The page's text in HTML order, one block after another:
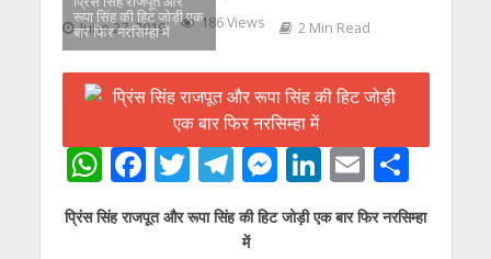
June 27, 2019 186 Views 2 Min Read
रूपा सिंह की हिट जोड़ी एक
बार फिर नरसिम्हा में
W
h
at
F
ac
e
T
w
itt
T
el
e
M
e
ss
Li
n
k
E
m
ai
S
h
ar
प्रिंस सिंह राजपूत और रूपा सिंह की हिट जोड़ी एक बार फिर नरसिम्हा
में